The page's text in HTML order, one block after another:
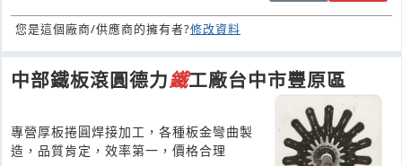
您是這個廠商/供應商的擁有者?修改資料
中部鐵板滾圓德力鐵工廠台中市豐原區
專營厚板捲圓焊接加工，各種板金彎曲製
造，品質肯定，效率第一，價格合理